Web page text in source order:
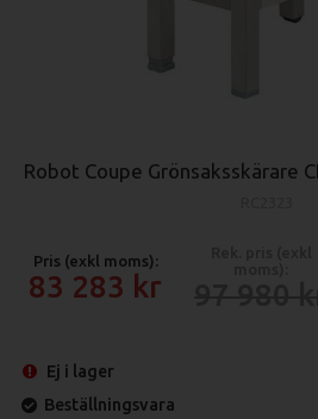
Robot Coupe Grönsaksskärare
Pris (exkl moms):
83 283
Ej i lager
Beställningsvara